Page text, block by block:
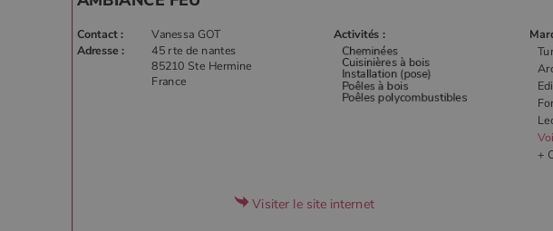
Contact : Vanessa GOT
Adresse :
45 rte de nantes
85210 Ste Hermine
France
Activités :
+
Visiter le site internet